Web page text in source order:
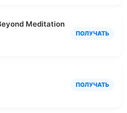
Meditation
ПОЛУЧАТЬ
ПОЛУЧАТЬ